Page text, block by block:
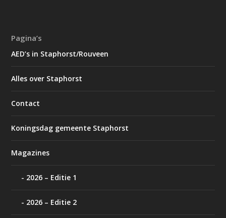
Pagina’s
AED’s in Staphorst/Rouveen
Alles over Staphorst
Contact
Koningsdag gemeente Staphorst
Magazines
2026 – Editie 1
2026 – Editie 2